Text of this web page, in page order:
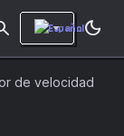
dark_mode
de velocidad